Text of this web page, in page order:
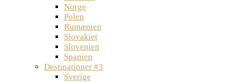
Norge
Polen
Rumænien
Slovakiet
Slovenien
Spanien
Destinationer #3
Sverige